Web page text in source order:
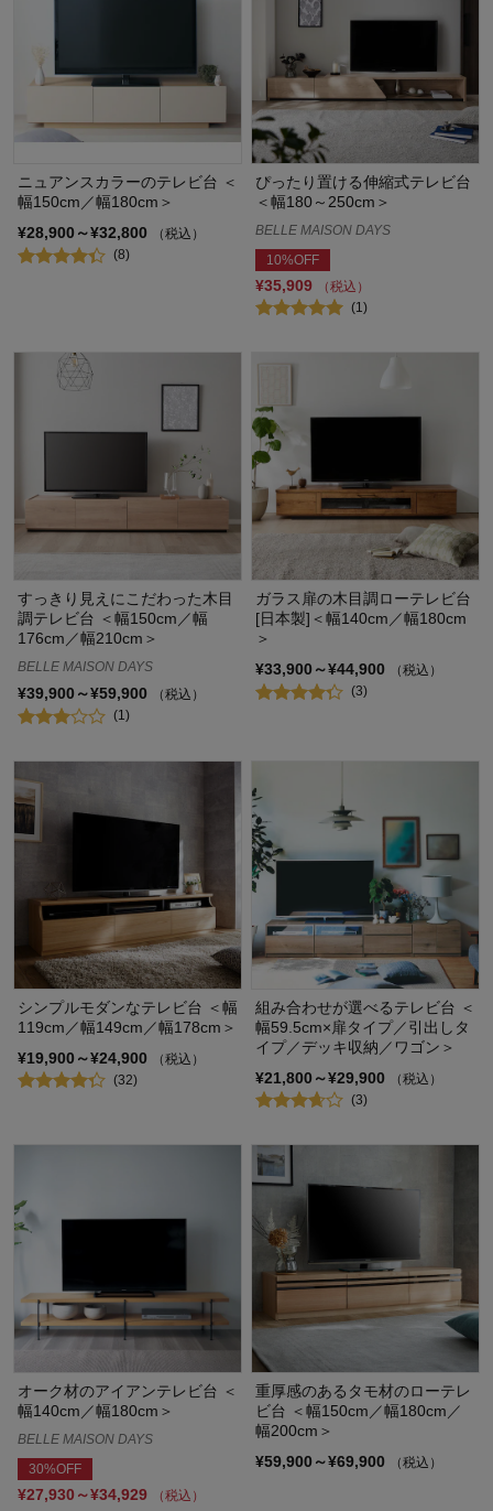
ニュアンスカラーのテレビ台 ＜
幅150cm／幅180cm＞
¥28,900～¥32,800
（税込）
(8)
ぴったり置ける伸縮式テレビ台
＜幅180～250cm＞
BELLE MAISON DAYS
10%OFF
¥35,909
（税込）
(1)
すっきり見えにこだわった木目
調テレビ台 ＜幅150cm／幅
176cm／幅210cm＞
BELLE MAISON DAYS
¥39,900～¥59,900
（税込）
(1)
ガラス扉の木目調ローテレビ台
[日本製]＜幅140cm／幅180cm
＞
¥33,900～¥44,900
（税込）
(3)
シンプルモダンなテレビ台 ＜幅
119cm／幅149cm／幅178cm＞
¥19,900～¥24,900
（税込）
(32)
組み合わせが選べるテレビ台 ＜
幅59.5cm×扉タイプ／引出しタ
イプ／デッキ収納／ワゴン＞
¥21,800～¥29,900
（税込）
(3)
オーク材のアイアンテレビ台 ＜
幅140cm／幅180cm＞
BELLE MAISON DAYS
30%OFF
¥27,930～¥34,929 （税込）
重厚感のあるタモ材のローテレ
ビ台 ＜幅150cm／幅180cm／
幅200cm＞
¥59,900～¥69,900
（税込）